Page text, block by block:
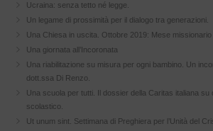
Ucraina: senza tetto né legge.
Un legame di prossimità per il dialogo tra generazioni.
Una Chiesa in uscita. Ottobre 2019: Mese missionario
Una giornata all’Incoronata
Una riabilitazione su misura per ogni bambino. Un
dott.ssa Di Renzo.
Una scuola per tutti. Il dossier della Caritas italiana su
scolastico.
Ut unum sint. Settimana di Preghiera per l’Unità del